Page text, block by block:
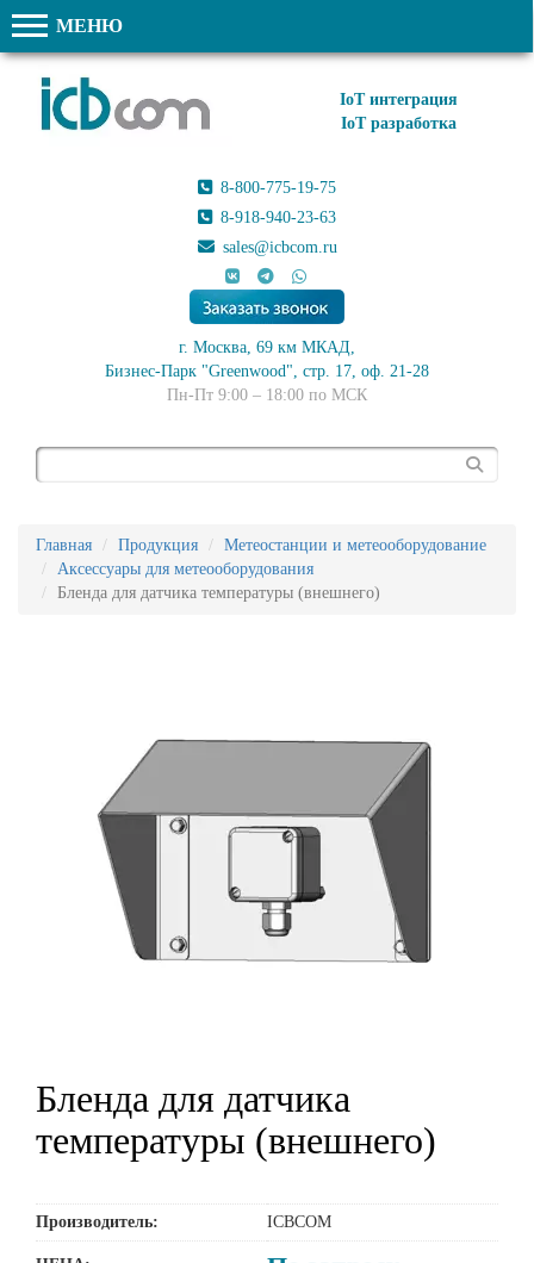
МЕНЮ
IoT интеграция
IoT разработка
8-800-775-19-75
8-918-940-23-63
sales@icbcom.ru
г. Москва, 69 км МКАД,
Бизнес-Парк "Greenwood", стр. 17, оф. 21-28
Пн-Пт 9:00 – 18:00 по МСК
Главная Продукция
Метеостанции и метеооборудование
Аксессуары для метеооборудования
Бленда для датчика температуры (внешнего)
Бленда для датчика
температуры (внешнего)
Производитель: ICBCOM